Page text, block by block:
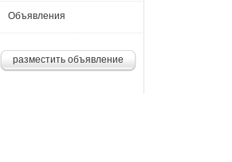
Объявления
разместить объявление